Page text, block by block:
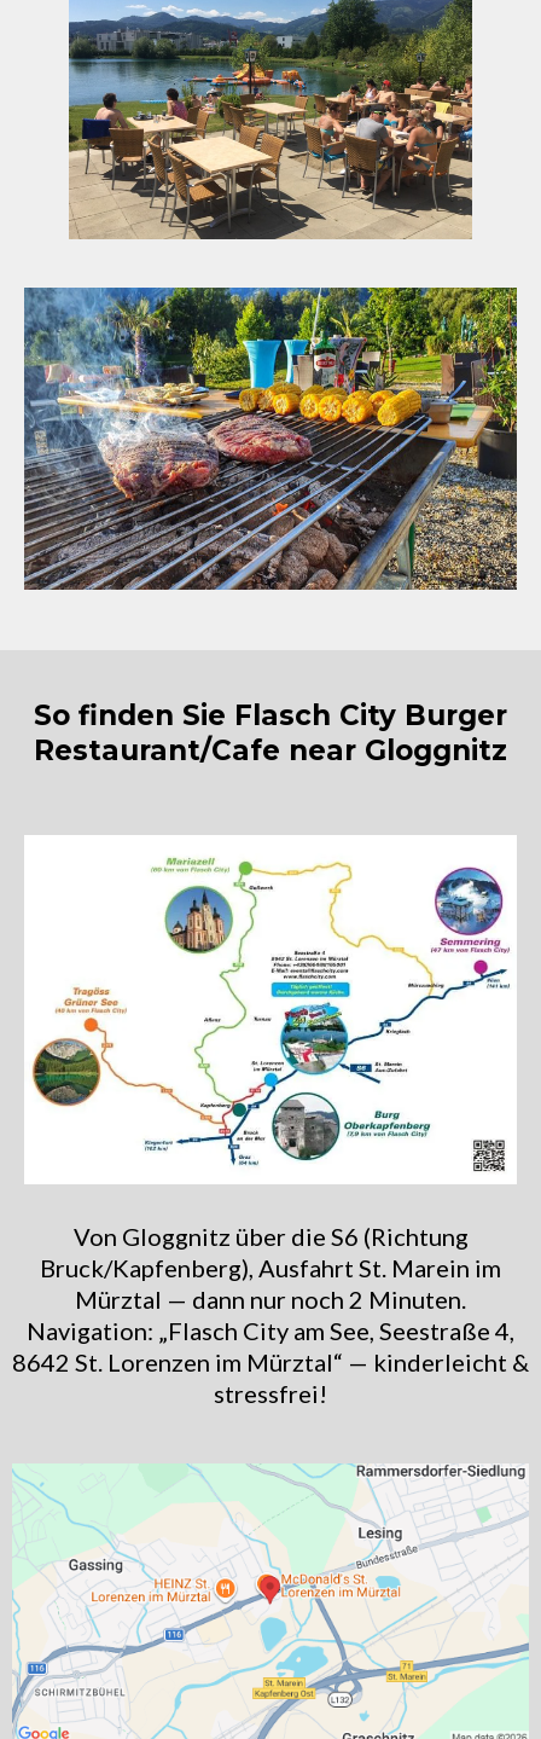
So finden Sie Flasch City Burger
Restaurant/Cafe near Gloggnitz
Von Gloggnitz über die S6 (Richtung
Bruck/Kapfenberg), Ausfahrt St. Marein im
Mürztal — dann nur noch 2 Minuten.
Navigation: „Flasch City am See, Seestraße 4,
8642 St. Lorenzen im Mürztal“ — kinderleicht &
stressfrei!